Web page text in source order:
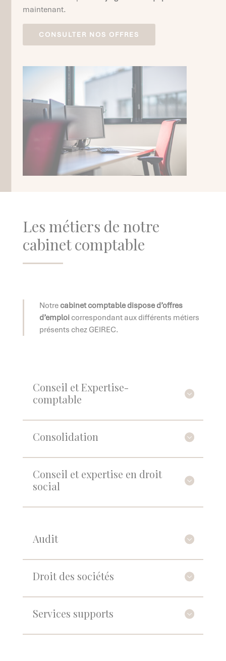
maintenant.
CONSULTER NOS OFFRES
Les métiers de notre
cabinet comptable
Notre cabinet comptable dispose d’offres
d’emploicorrespondant aux différents métiers
présents chez GEIREC.
Conseil et Expertise-
comptable
Consolidation
Conseil et expertise en droit
social
Audit
Droit des sociétés
Services supports